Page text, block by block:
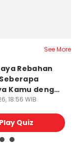
See More
Rebahan
Kamu dengan
18:56 WIB
Play Quiz